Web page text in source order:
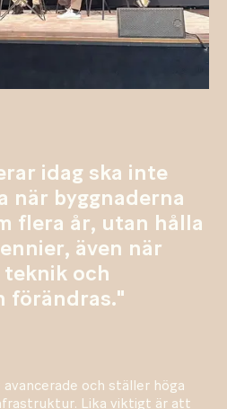
idag ska inte
när byggnaderna
flera år, utan hålla
även när
och
förändras."
och ställer höga
Lika viktigt är att